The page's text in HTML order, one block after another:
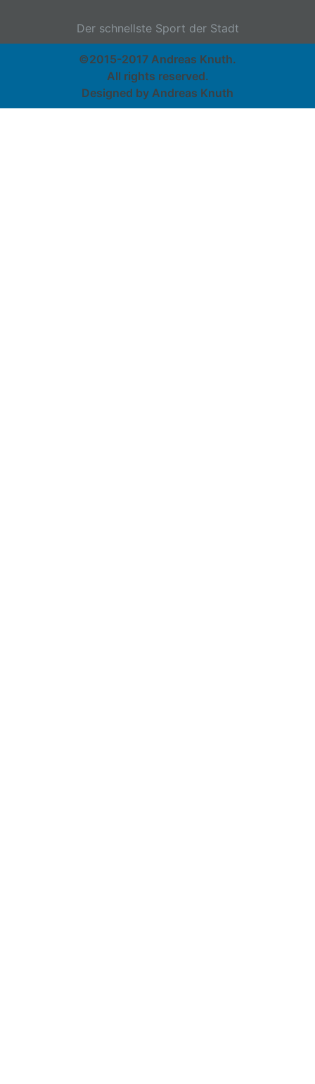
Der schnellste Sport der Stadt
©2015-2017 Andreas Knuth.
All rights reserved.
Designed by Andreas Knuth